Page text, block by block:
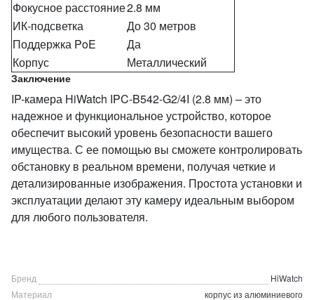
Фокусное расстояние2.8 мм
ИК-подсветка
До 30 метров
Поддержка PoE
Да
Корпус
Металлический
Заключение
IP-камера HiWatch IPC-B542-G2/4I (2.8 мм) – это
надежное и функциональное устройство, которое
обеспечит высокий уровень безопасности вашего
имущества. С ее помощью вы сможете контролировать
обстановку в реальном времени, получая четкие и
детализированные изображения. Простота установки и
эксплуатации делают эту камеру идеальным выбором
для любого пользователя.
Бренд
HiWatch
Материал
корпус из алюминиевого